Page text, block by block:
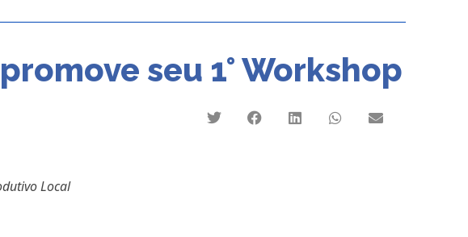
seu 1° Workshop
Local